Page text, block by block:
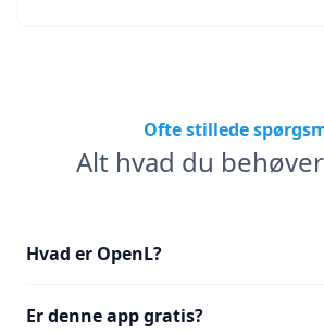
Ofte stillede
Alt hvad du
Hvad er OpenL?
Er denne app gratis?